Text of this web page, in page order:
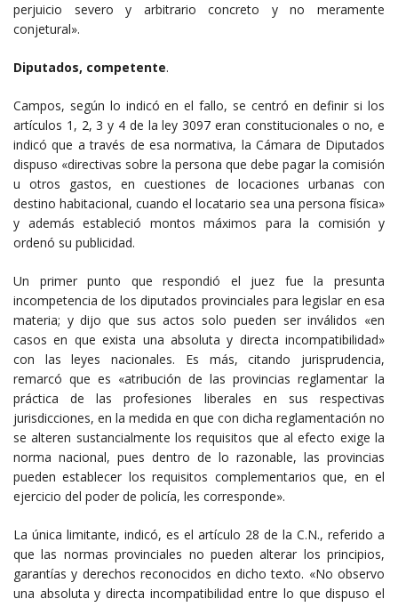
perjuicio severo y arbitrario concreto y no meramente
conjetural».
Diputados, competente.
Campos, según lo indicó en el fallo, se centró en definir si los
artículos 1, 2, 3 y 4 de la ley 3097 eran constitucionales o no, e
indicó que a través de esa normativa, la Cámara de Diputados
dispuso «directivas sobre la persona que debe pagar la comisión
u otros gastos, en cuestiones de locaciones urbanas con
destino habitacional, cuando el locatario sea una persona física»
y además estableció montos máximos para la comisión y
ordenó su publicidad.
Un primer punto que respondió el juez fue la presunta
incompetencia de los diputados provinciales para legislar en esa
materia; y dijo que sus actos solo pueden ser inválidos «en
casos en que exista una absoluta y directa incompatibilidad»
con las leyes nacionales. Es más, citando jurisprudencia,
remarcó que es «atribución de las provincias reglamentar la
práctica de las profesiones liberales en sus respectivas
jurisdicciones, en la medida en que con dicha reglamentación no
se alteren sustancialmente los requisitos que al efecto exige la
norma nacional, pues dentro de lo razonable, las provincias
pueden establecer los requisitos complementarios que, en el
ejercicio del poder de policía, les corresponde».
La única limitante, indicó, es el artículo 28 de la C.N., referido a
que las normas provinciales no pueden alterar los principios,
garantías y derechos reconocidos en dicho texto. «No observo
una absoluta y directa incompatibilidad entre lo que dispuso el